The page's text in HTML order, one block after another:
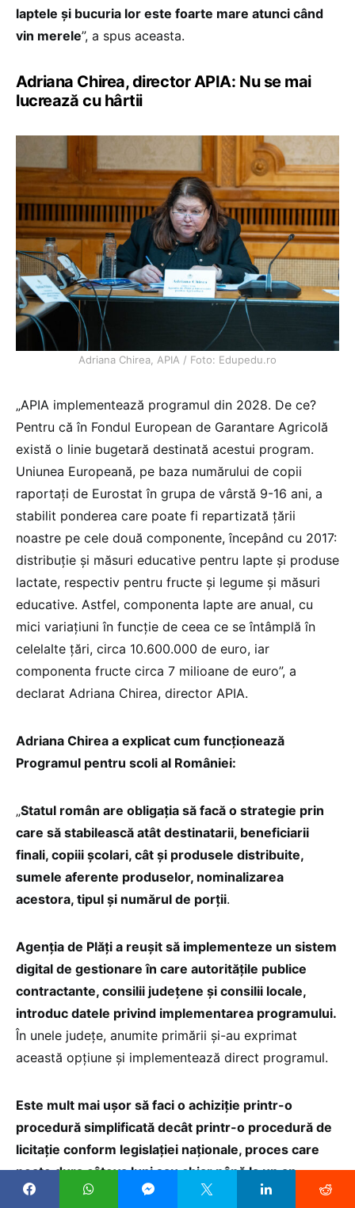
laptele și bucuria lor este foarte mare atunci când
vin merele”, a spus aceasta.
Adriana Chirea, director APIA: Nu se mai
lucrează cu hârtii
Adriana Chirea, APIA / Foto: Edupedu.ro
„APIA implementează programul din 2028. De ce?
Pentru că în Fondul European de Garantare Agricolă
există o linie bugetară destinată acestui program.
Uniunea Europeană, pe baza numărului de copii
raportați de Eurostat în grupa de vârstă 9-16 ani, a
stabilit ponderea care poate fi repartizată țării
noastre pe cele două componente, începând cu 2017:
distribuție și măsuri educative pentru lapte și produse
lactate, respectiv pentru fructe și legume și măsuri
educative. Astfel, componenta lapte are anual, cu
mici variațiuni în funcție de ceea ce se întâmplă în
celelalte țări, circa 10.600.000 de euro, iar
componenta fructe circa 7 milioane de euro”, a
declarat Adriana Chirea, director APIA.
Adriana Chirea a explicat cum funcționează
Programul pentru scoli al României:
„Statul român are obligația să facă o strategie prin
care să stabilească atât destinatarii, beneficiarii
finali, copiii școlari, cât și produsele distribuite,
sumele aferente produselor, nominalizarea
acestora, tipul și numărul de porții.
Agenția de Plăți a reușit să implementeze un sistem
digital de gestionare în care autoritățile publice
contractante, consilii județene și consilii locale,
introduc datele privind implementarea programului.
În unele județe, anumite primării și-au exprimat
această opțiune și implementează direct programul.
Este mult mai ușor să faci o achiziție printr-o
procedură simplificată decât printr-o procedură de
licitație conform legislației naționale, proces care
poate dura câteva luni sau chiar până la un an.